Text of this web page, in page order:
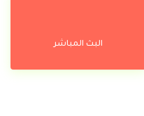
البث المباشر